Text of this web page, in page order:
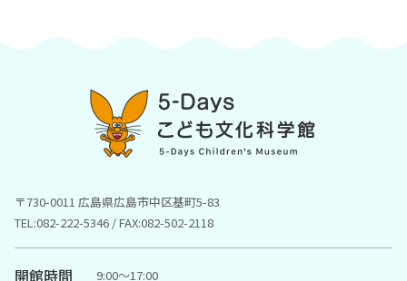
〒730-0011 広島県広島市中区基町5-83
TEL:082-222-5346 / FAX:082-502-2118
開館時間 9:00〜17:00